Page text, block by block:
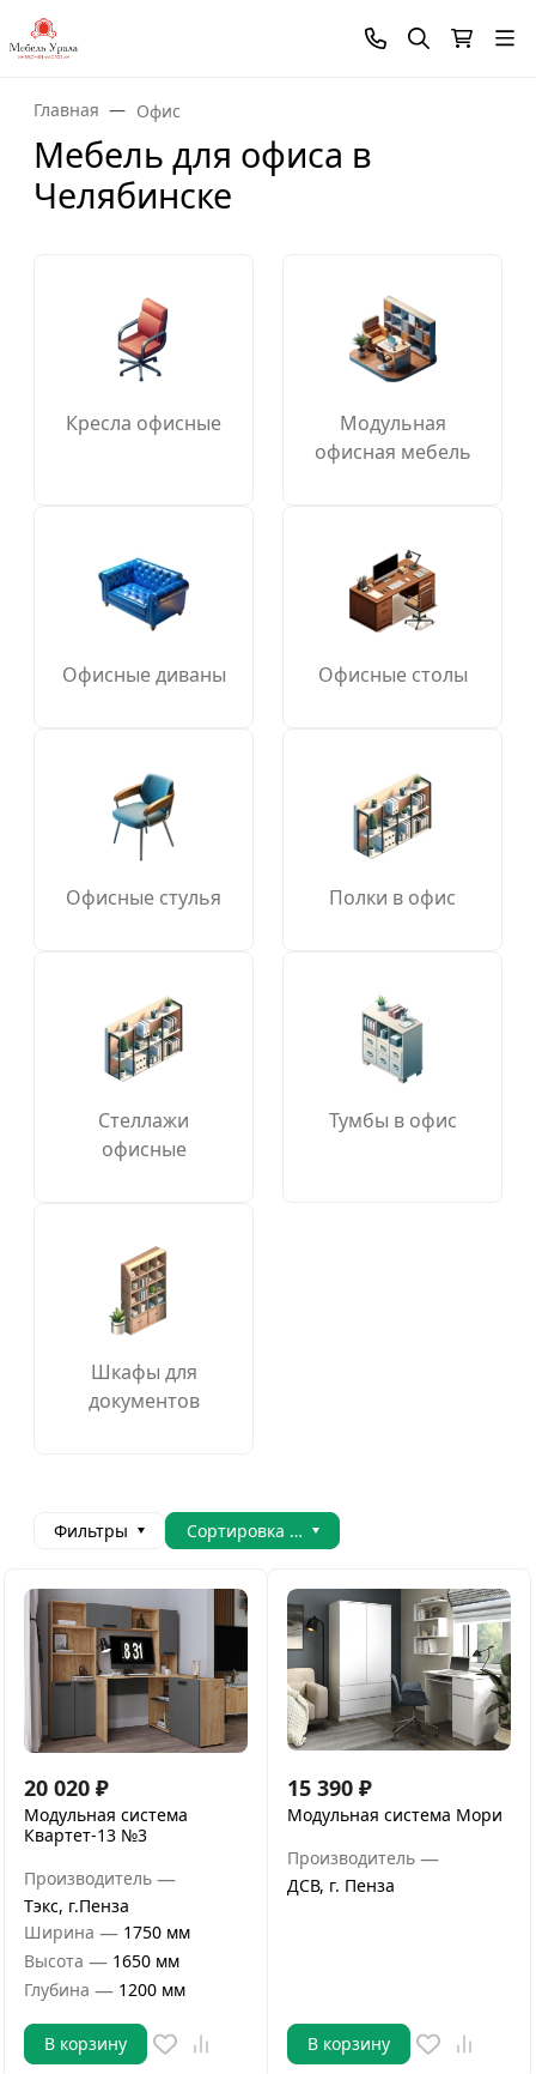
Главная Офис
Мебель для офиса в
Челябинске
Кресла офисные
Модульная
офисная мебель
Офисные диваны Офисные столы
Офисные стулья Полки в офис
Стеллажи
офисные
Тумбы в офис
Шкафы для
документов
Фильтры Сортировка товаров
20 020 ₽
Модульная система
Квартет-13 №3
Производитель —
Тэкс, г.Пенза
Ширина — 1750 мм
Высота — 1650 мм
Глубина — 1200 мм
В корзину
15 390 ₽
Модульная система Мори
Производитель —
ДСВ, г. Пенза
В корзину